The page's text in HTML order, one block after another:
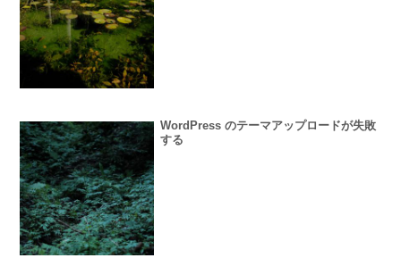
WordPress のテーマアップロードが失敗
する